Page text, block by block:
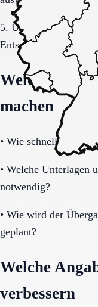
5. Übergang,
Entscheidung
Welche
machen
• Wie schnell ist eine
• Welche Unterlagen
notwendig?
• Wie wird der
geplant?
Welche
verbessern